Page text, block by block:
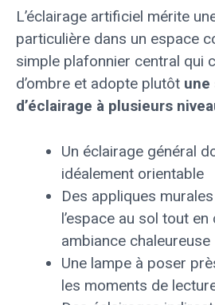
L’éclairage artificiel mérite
particulière dans un espace
simple plafonnier central qui
d’ombre et adopte plutôt une
d’éclairage à plusieurs
Un éclairage général
idéalement orientable
Des appliques
l’espace au sol tout
ambiance chaleureuse
Une lampe à poser
les moments de